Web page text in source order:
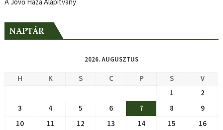
A Jövő Háza Alapítvány
NAPTÁR
2026. AUGUSZTUS
H K S C P S
V
1
2
3
4 5 6 7 8
9
10
11 12 13 14 15
16